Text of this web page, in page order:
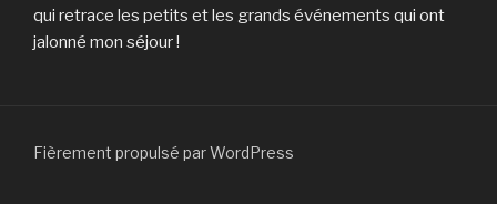
qui retrace les petits et les grands événements qui ont
jalonné mon séjour !
Fièrement propulsé par WordPress